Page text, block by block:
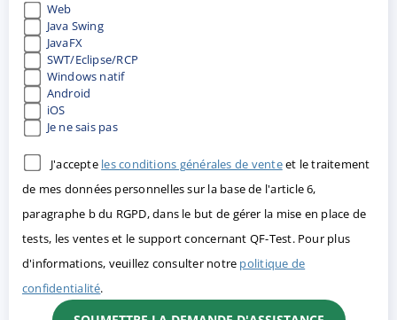
Web
Java Swing
JavaFX
SWT/Eclipse/RCP
Windows natif
Android
iOS
Je ne sais pas
J'accepte les conditions générales de venteet le traitement
de mes données personnelles sur la base de l'article 6,
paragraphe b du RGPD, dans le but de gérer la mise en place de
tests, les ventes et le support concernant QF-Test. Pour plus
d'informations, veuillez consulter notre politique de
confidentialité.